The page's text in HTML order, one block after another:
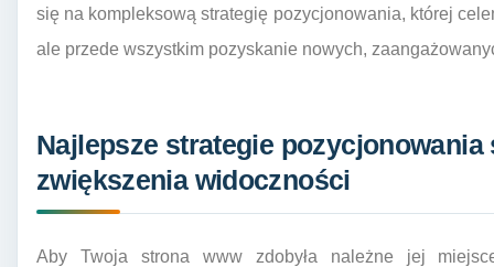
się na kompleksową strategię pozycjonowania, której
ale przede wszystkim pozyskanie nowych,
Najlepsze strategie
zwiększenia widoczności
Aby Twoja strona www zdobyła należne jej